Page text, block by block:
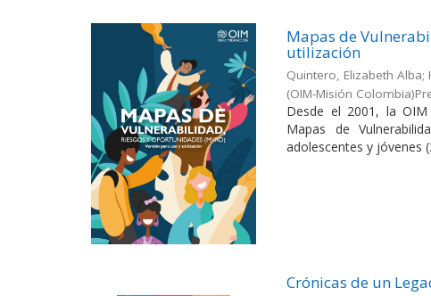
Mapas de
utilización
Quintero, Elizabeth Alba;
(OIM-Misión
Desde el 2001, la
Mapas de
adolescentes y jóvenes
Crónicas de un